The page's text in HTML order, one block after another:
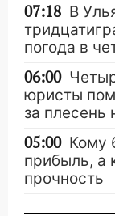
07:18 В
погода в
06:00
юристы
за плесень
05:00 Кому
прибыль, а
прочность